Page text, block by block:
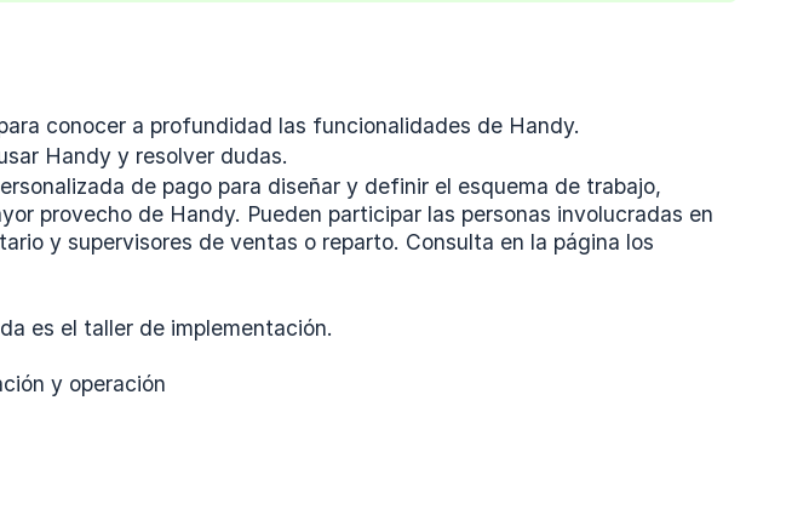
conocer a profundidad las funcionalidades de Handy.
Handy y resolver dudas.
de pago para diseñar y definir el esquema de trabajo,
provecho de Handy. Pueden participar las personas involucradas en
y supervisores de ventas o reparto. Consulta en la página los
es el taller de implementación.
y operación